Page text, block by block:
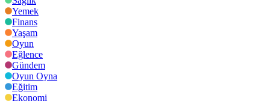
Yemek
Finans
Yaşam
Oyun
Eğlence
Gündem
Oyun Oyna
Eğitim
Ekonomi